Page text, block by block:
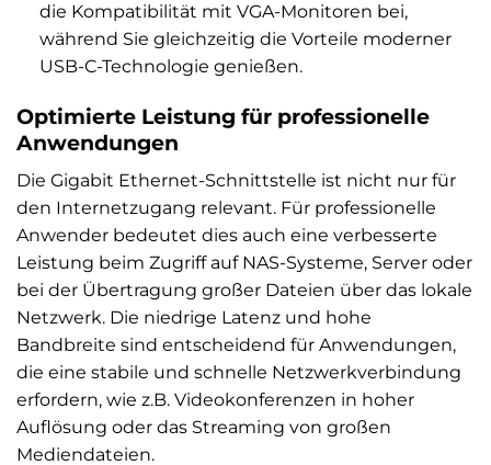
die Kompatibilität mit VGA-Monitoren bei,
während Sie gleichzeitig die Vorteile moderner
USB-C-Technologie genießen.
Optimierte Leistung für professionelle
Anwendungen
Die Gigabit Ethernet-Schnittstelle ist nicht nur für
den Internetzugang relevant. Für professionelle
Anwender bedeutet dies auch eine verbesserte
Leistung beim Zugriff auf NAS-Systeme, Server oder
bei der Übertragung großer Dateien über das lokale
Netzwerk. Die niedrige Latenz und hohe
Bandbreite sind entscheidend für Anwendungen,
die eine stabile und schnelle Netzwerkverbindung
erfordern, wie z.B. Videokonferenzen in hoher
Auflösung oder das Streaming von großen
Mediendateien.